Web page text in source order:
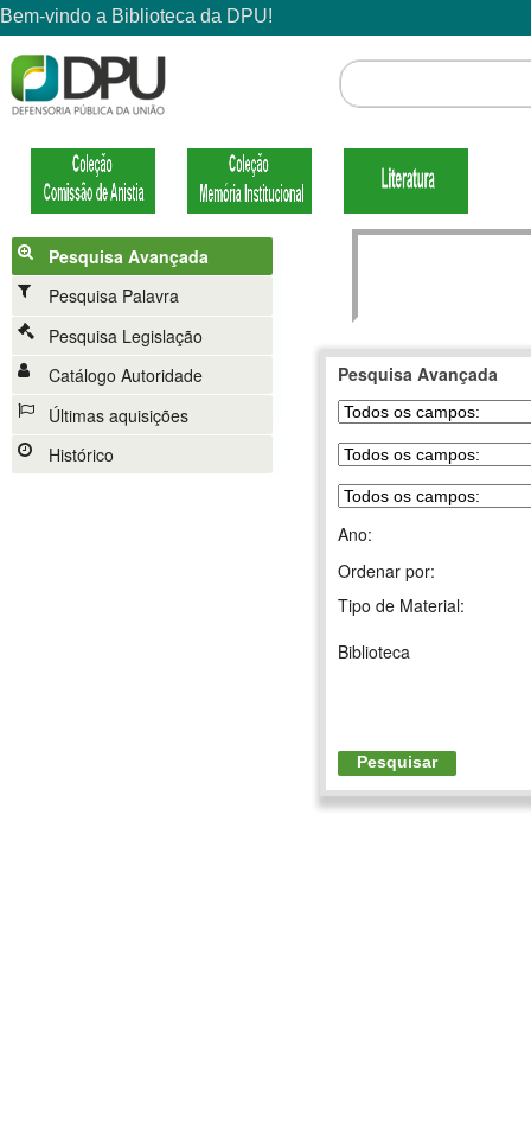
Pesquisa Avançada
Pesquisa Palavra
Pesquisa Legislação
Catálogo Autoridade
Últimas aquisições
Histórico
Pesquisa Avançada
Ano:
Ordenar por:
Tipo de Material:
Biblioteca
Pesquisar